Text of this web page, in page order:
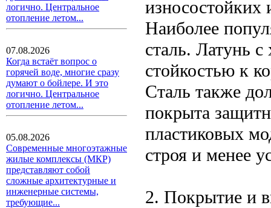
логично. Центральное
отопление летом...
07.08.2026
Когда встаёт вопрос о
горячей воде, многие сразу
думают о бойлере. И это
логично. Центральное
отопление летом...
05.08.2026
Современные многоэтажные
жилые комплексы (МКР)
представляют собой
сложные архитектурные и
инженерные системы,
требующие...
износостойких
Наиболее
сталь. Латунь
стойкостью к
Сталь также
покрыта
пластиковых
строя и менее
2. Покрытие и